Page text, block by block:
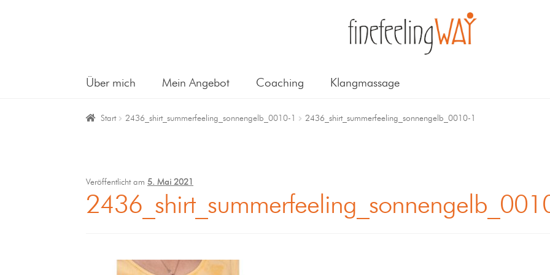
Über mich Mein Angebot Coaching Klangmassage
Start 2436_shirt_summerfeeling_sonnengelb_0010-1 2436_shirt_summerfeeling_sonnengelb_0010-1
Veröffentlicht am5. Mai 2021